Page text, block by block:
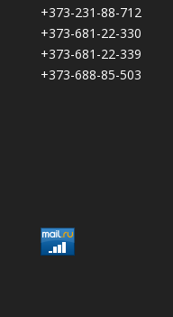
+373-231-88-712
+373-681-22-330
+373-681-22-339
+373-688-85-503